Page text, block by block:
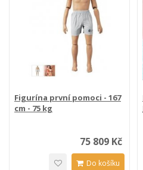
Figurína první pomoci - 167
cm - 75 kg
75 809 Kč
Do košíku